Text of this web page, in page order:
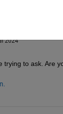
2024
trying to ask. Are